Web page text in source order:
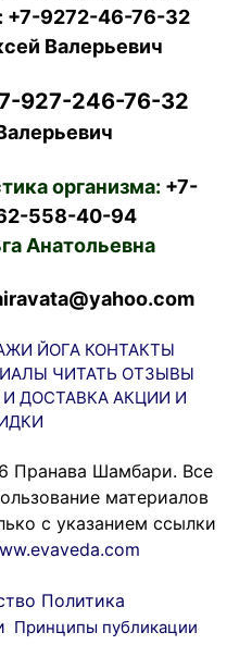
+7-9272-46-76-32
Валерьевич
927-246-76-32
организма: +7-
558-40-94
Анатольевна
ЙОГА КОНТАКТЫ
ЧИТАТЬ ОТЗЫВЫ
ДОСТАВКА АКЦИИ И
Пранава Шамбари. Все
материалов
с указанием ссылки
Политика
Принципы публикации